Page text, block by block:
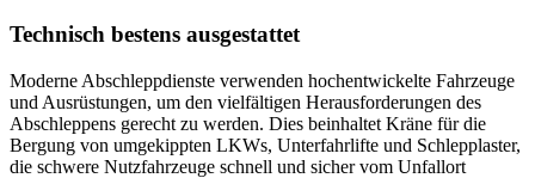
Technisch bestens ausgestattet
Moderne Abschleppdienste verwenden hochentwickelte Fahrzeuge
und Ausrüstungen, um den vielfältigen Herausforderungen des
Abschleppens gerecht zu werden. Dies beinhaltet Kräne für die
Bergung von umgekippten LKWs, Unterfahrlifte und Schlepplaster,
die schwere Nutzfahrzeuge schnell und sicher vom Unfallort